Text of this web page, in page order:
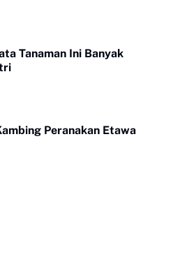
Tanaman Ini Banyak
Peranakan Etawa